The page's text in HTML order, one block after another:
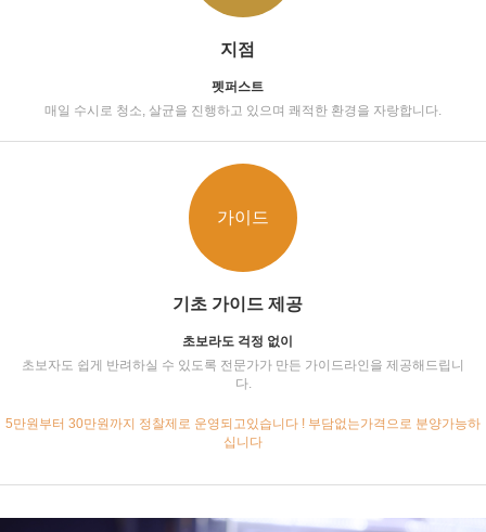
지점
펫퍼스트
매일 수시로 청소, 살균을 진행하고 있으며 쾌적한 환경을 자랑합니다.
가이드
기초 가이드 제공
초보라도 걱정 없이
초보자도 쉽게 반려하실 수 있도록 전문가가 만든 가이드라인을 제공해드립니
다.
5만원부터 30만원까지 정찰제로 운영되고있습니다 ! 부담없는가격으로 분양가능하
십니다